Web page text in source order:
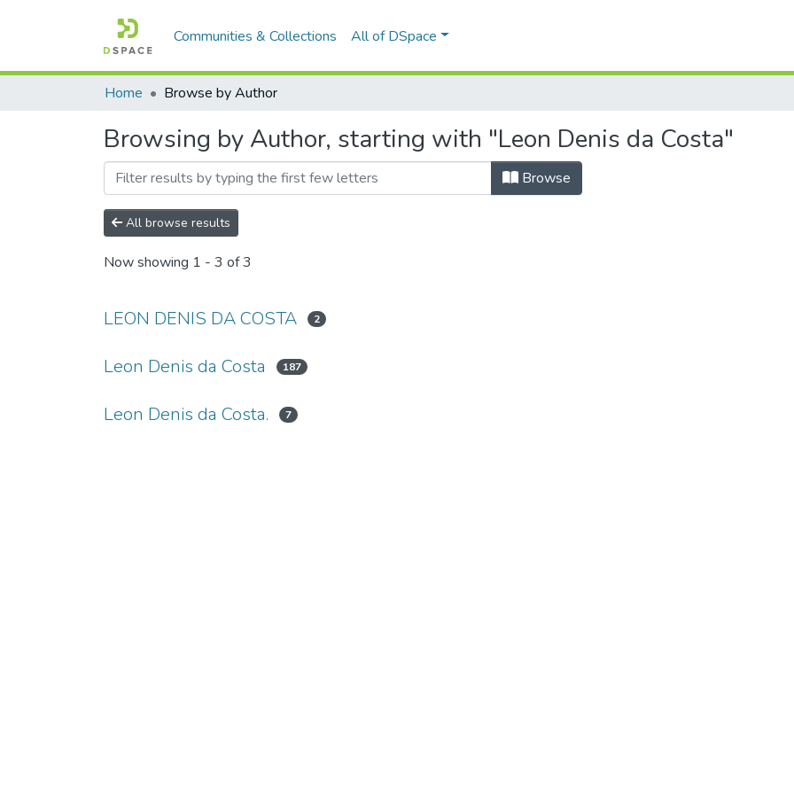
Communities & Collections All of DSpace
Home Browse by Author
Browsing by Author, starting with "Leon Denis da Costa"
Browse
All browse results
Now showing 1 - 3 of 3
LEON DENIS DA COSTA 2
Leon Denis da Costa 187
Leon Denis da Costa. 7